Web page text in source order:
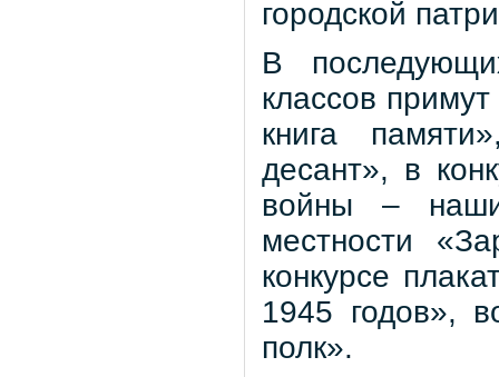
городской
В
классов
книга
десант», в
войны –
местности
конкурсе
1945 годов»,
полк».